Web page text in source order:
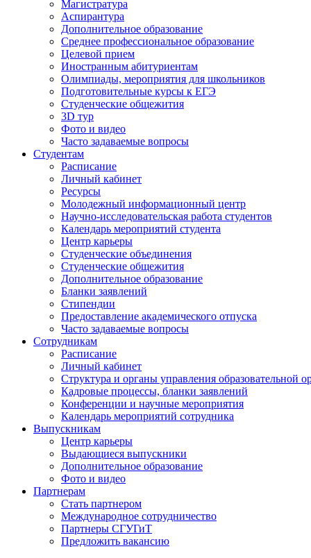
Магистратура
Аспирантура
Дополнительное образование
Среднее профессиональное образование
Целевой прием
Иностранным абитуриентам
Олимпиады, мероприятия для школьников
Подготовительные курсы к ЕГЭ
Студенческие общежития
3D тур
Фото и видео
Часто задаваемые вопросы
Студентам
Расписание
Личный кабинет
Ресурсы
Молодежный информационный центр
Научно-исследовательская работа студентов
Календарь мероприятий студента
Центр карьеры
Студенческие объединения
Студенческие общежития
Дополнительное образование
Бланки заявлений
Стипендии
Предоставление академического отпуска
Часто задаваемые вопросы
Сотрудникам
Расписание
Личный кабинет
Структура и органы управления образовательной
Кадровые процессы, бланки заявлений
Конференции и научные мероприятия
Календарь мероприятий сотрудника
Выпускникам
Центр карьеры
Выдающиеся выпускники
Дополнительное образование
Фото и видео
Партнерам
Стать партнером
Международное сотрудничество
Партнеры СГУГиТ
Предложить вакансию